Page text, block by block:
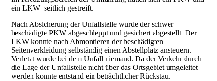
ein LKW seitlich gestreift.
Nach Absicherung der Unfallstelle wurde der schwer
beschädigte PKW abgeschleppt und gesichert abgestellt. Der
LKW konnte nach Abmontieren der beschädigten
Seitenverkleidung selbständig einen Abstellplatz ansteuern.
Verletzt wurde bei dem Unfall niemand. Da der Verkehr durch
die Lage der Unfallstelle nicht über das Ortsgebiet umgeleitet
werden konnte entstand ein beträchtlicher Rückstau.